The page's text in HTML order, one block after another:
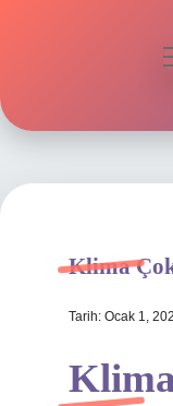
Hakkımızda
Klima
Tarih: Ocak 1,